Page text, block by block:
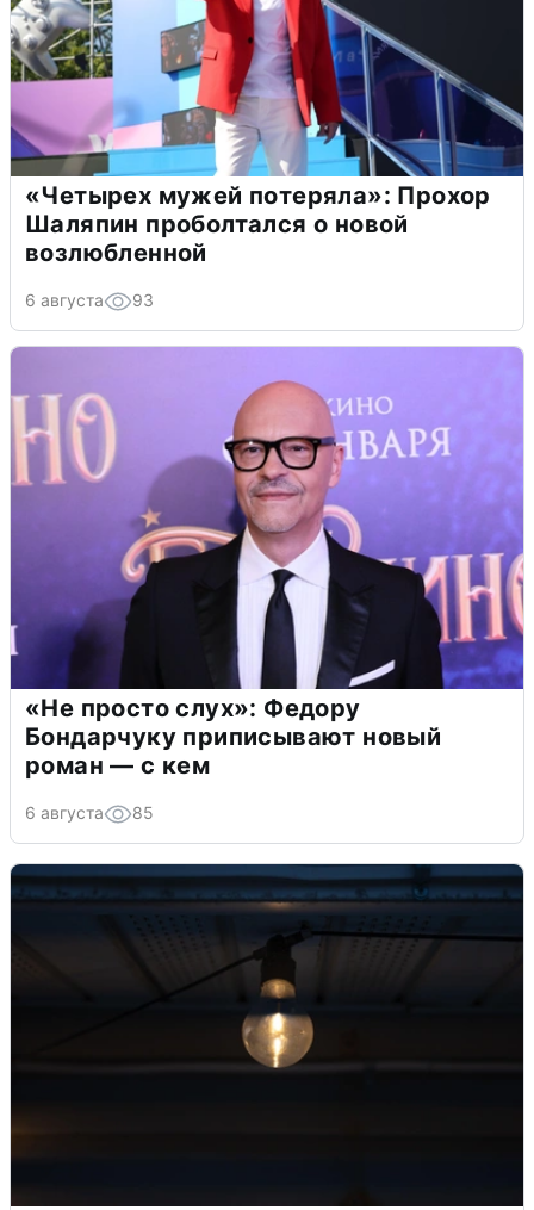
«Четырех мужей потеряла»: Прохор
Шаляпин проболтался о новой
возлюбленной
6 августа 93
«Не просто слух»: Федору
Бондарчуку приписывают новый
роман — с кем
6 августа 85